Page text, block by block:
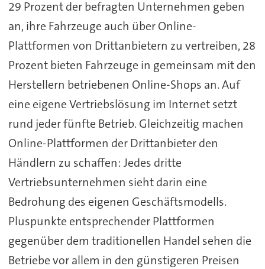
29 Prozent der befragten Unternehmen geben
an, ihre Fahrzeuge auch über Online-
Plattformen von Drittanbietern zu vertreiben, 28
Prozent bieten Fahrzeuge in gemeinsam mit den
Herstellern betriebenen Online-Shops an. Auf
eine eigene Vertriebslösung im Internet setzt
rund jeder fünfte Betrieb. Gleichzeitig machen
Online-Plattformen der Drittanbieter den
Händlern zu schaffen: Jedes dritte
Vertriebsunternehmen sieht darin eine
Bedrohung des eigenen Geschäftsmodells.
Pluspunkte entsprechender Plattformen
gegenüber dem traditionellen Handel sehen die
Betriebe vor allem in den günstigeren Preisen